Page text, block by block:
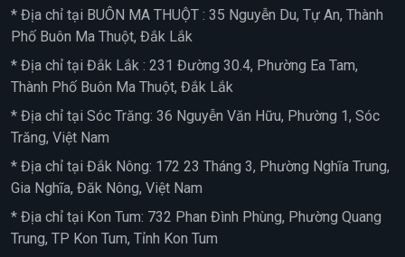
* Địa chỉ tại BUÔN MA THUỘT : 35 Nguyễn Du, Tự An, Thành
Phố Buôn Ma Thuột, Đắk Lắk
* Địa chỉ tại Đắk Lắk : 231 Đường 30.4, Phường Ea Tam,
Thành Phố Buôn Ma Thuột, Đắk Lắk
* Địa chỉ tại Sóc Trăng: 36 Nguyễn Văn Hữu, Phường 1, Sóc
Trăng, Việt Nam
* Địa chỉ tại Đắk Nông: 172 23 Tháng 3, Phường Nghĩa Trung,
Gia Nghĩa, Đăk Nông, Việt Nam
* Địa chỉ tại Kon Tum: 732 Phan Đình Phùng, Phường Quang
Trung, TP Kon Tum, Tỉnh Kon Tum